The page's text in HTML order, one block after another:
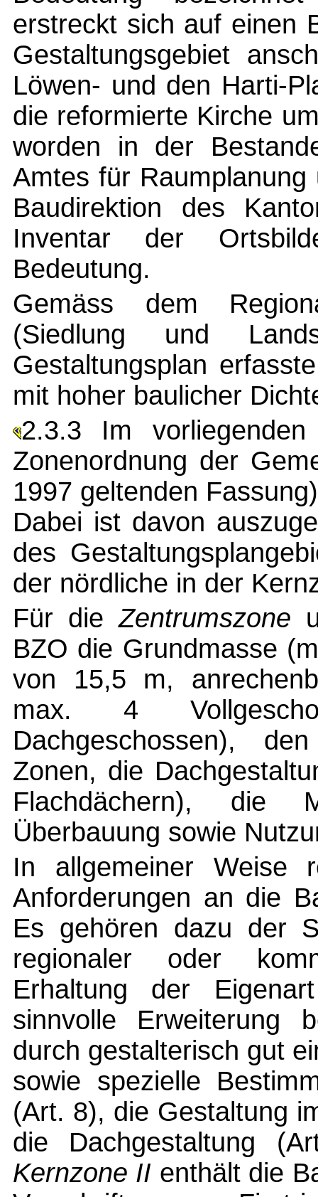
erstreckt sich auf einen
Gestaltungsgebiet
Löwen- und den Harti-
die reformierte Kirche
worden in der
Amtes für
Baudirektion des
Inventar der
Bedeutung.
Gemäss dem
(Siedlung und
Gestaltungsplan
mit hoher baulicher
2.3.3 Im
Zonenordnung der
1997 geltenden
Dabei ist davon
des
der nördliche in der
Für dieZentrumszone
BZO die Grundmasse
von 15,5 m,
max. 4
Dachgeschossen),
Zonen, die
Flachdächern), die
Überbauung sowie
In allgemeiner
Anforderungen an die
Es gehören dazu der
regionaler oder
Erhaltung der
sinnvolle Erweiterung
durch gestalterisch gut
sowie spezielle
(Art. 8), die Gestaltung
die Dachgestaltung
Kernzone II enthält die